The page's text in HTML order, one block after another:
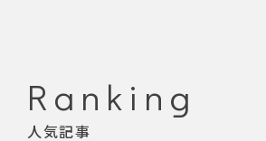
人気記事
Ranking